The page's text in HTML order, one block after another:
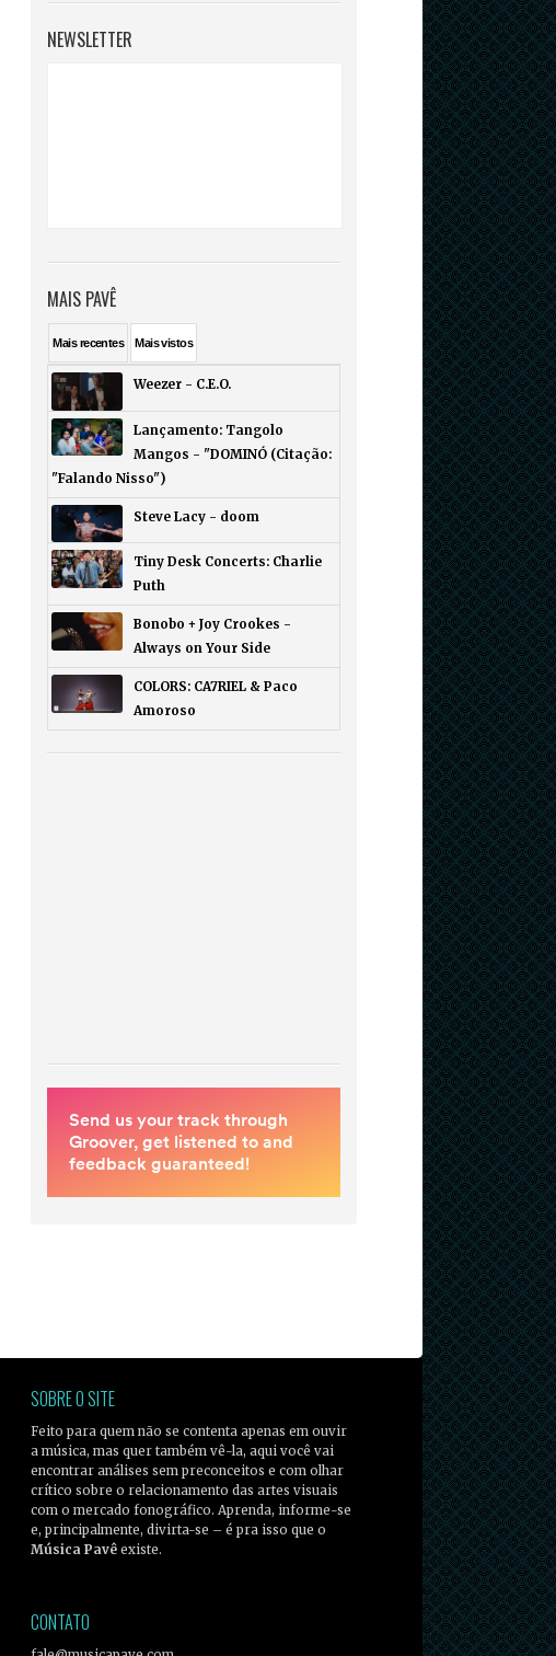
NEWSLETTER
MAIS PAVÊ
Maisrecentes Maisvistos
Weezer - C.E.O.
Lançamento: Tangolo
Mangos - "DOMINÓ (Citação:
"Falando Nisso")
Steve Lacy - doom
Tiny Desk Concerts: Charlie
Puth
Bonobo + Joy Crookes -
Always on Your Side
COLORS: CA7RIEL & Paco
Amoroso
SOBRE O SITE
Feito para quem não se contenta apenas em ouvir
a música, mas quer também vê-la, aqui você vai
encontrar análises sem preconceitos e com olhar
crítico sobre o relacionamento das artes visuais
com o mercado fonográfico. Aprenda, informe-se
e, principalmente, divirta-se – é pra isso que o
Música Pavê existe.
CONTATO